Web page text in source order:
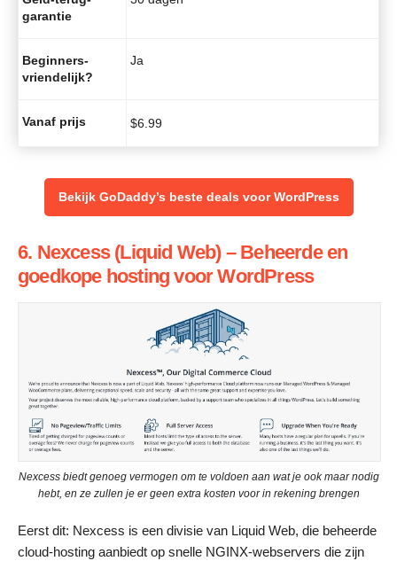
garantie
Beginners-
vriendelijk?
Ja
Vanaf prijs $6.99
Bekijk GoDaddy’s beste deals voor WordPress
6. Nexcess (Liquid Web) – Beheerde en
goedkope hosting voor WordPress
Nexcess biedt genoeg vermogen om te voldoen aan wat je ook maar nodig
hebt, en ze zullen je er geen extra kosten voor in rekening brengen
Eerst dit: Nexcess is een divisie van Liquid Web, die beheerde
cloud-hosting aanbiedt op snelle NGINX-webservers die zijn